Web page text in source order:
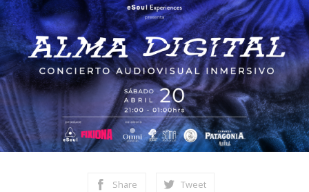
Share Tweet